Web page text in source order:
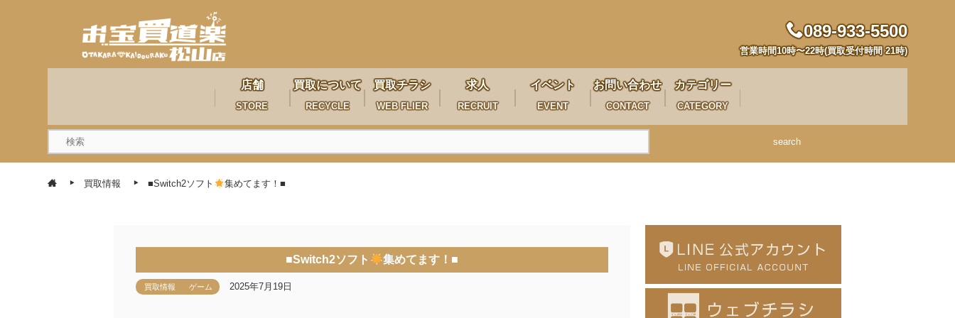
089-933-5500
営業時間10時〜22時(買取受付時間 21時)
店舗
STORE
買取について
RECYCLE
買取チラシ
WEB FLIER
求人
RECRUIT
イベント
EVENT
お問い合わせ
CONTACT
カテゴリー
CATEGORY
search
買取情報 ■Switch2ソフト 集めてます！■
■Switch2ソフト 集めてます！■
買取情報 ゲーム 2025年7月19日